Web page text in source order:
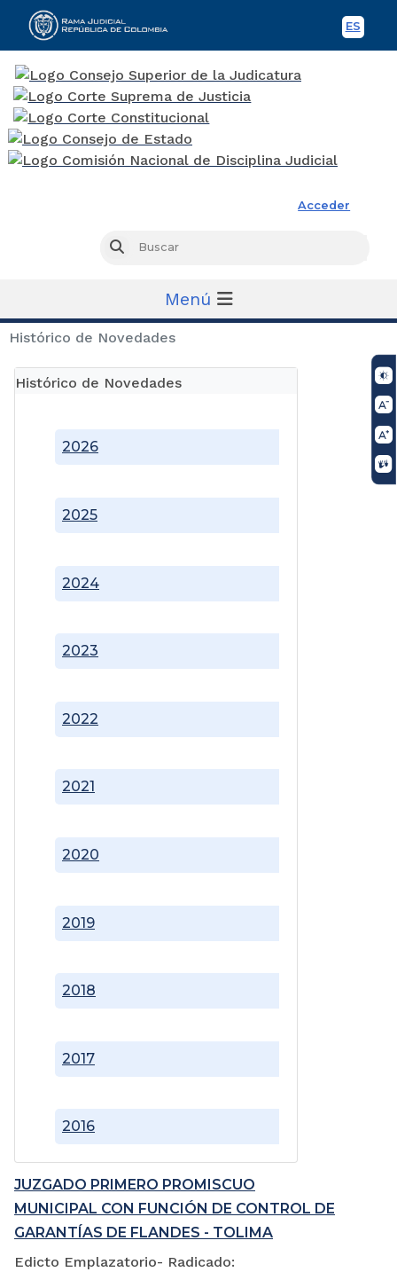
ES
Acceder
Buscar
Menú
Histórico de Novedades
Histórico de Novedades
2016
2017
2018
2019
2020
2021
2022
2023
2024
2025
2026
JUZGADO PRIMERO PROMISCUO
MUNICIPAL CON FUNCIÓN DE CONTROL DE
GARANTÍAS DE FLANDES - TOLIMA
Edicto Emplazatorio- Radicado: